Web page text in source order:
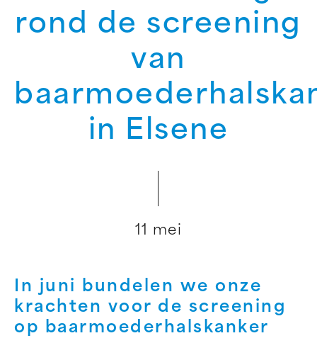
rond de screening
van
in Elsene
11 mei
In juni bundelen we onze
krachten voor de screening
op baarmoederhalskanker